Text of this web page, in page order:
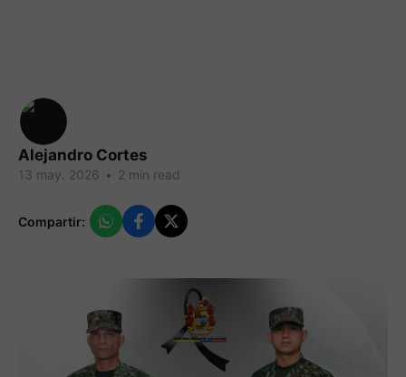
Alejandro Cortes
13 may. 2026 • 2 min read
Compartir: